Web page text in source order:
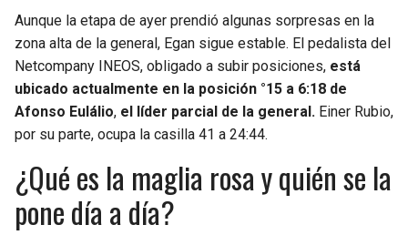
Aunque la etapa de ayer prendió algunas sorpresas en la
zona alta de la general, Egan sigue estable. El pedalista del
Netcompany INEOS, obligado a subir posiciones, está
ubicado actualmente en la posición °15 a 6:18 de
Afonso Eulálio, el líder parcial de la general. Einer Rubio,
por su parte, ocupa la casilla 41 a 24:44.
¿Qué es la maglia rosa y quién se la
pone día a día?